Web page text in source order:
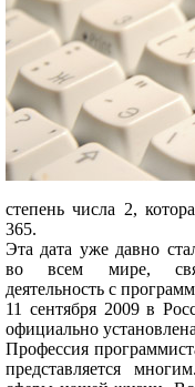
степень числа 2,
365.
Эта дата уже давно
во всем мире,
деятельность с
11 сентября 2009 в
официально
Профессия
представляется